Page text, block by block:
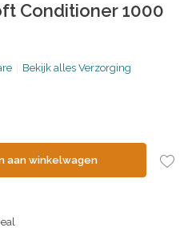
Conditioner 1000
Bekijk alles Verzorging
aan winkelwagen